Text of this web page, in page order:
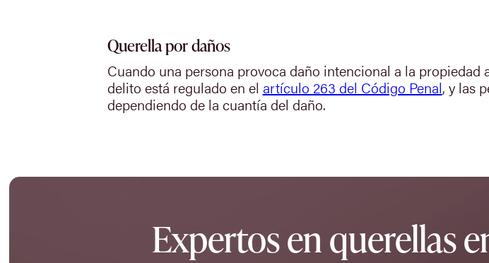
Querella por daños
Cuando una persona provoca daño intencional a la
delito está regulado en el artículo 263 del Código Penal, y las
dependiendo de la cuantía del daño.
Expertos en querellas